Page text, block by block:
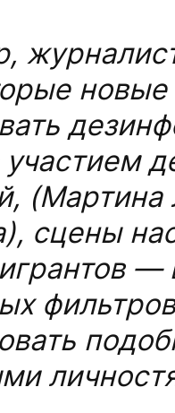
участием
(Мартина
сцены
—